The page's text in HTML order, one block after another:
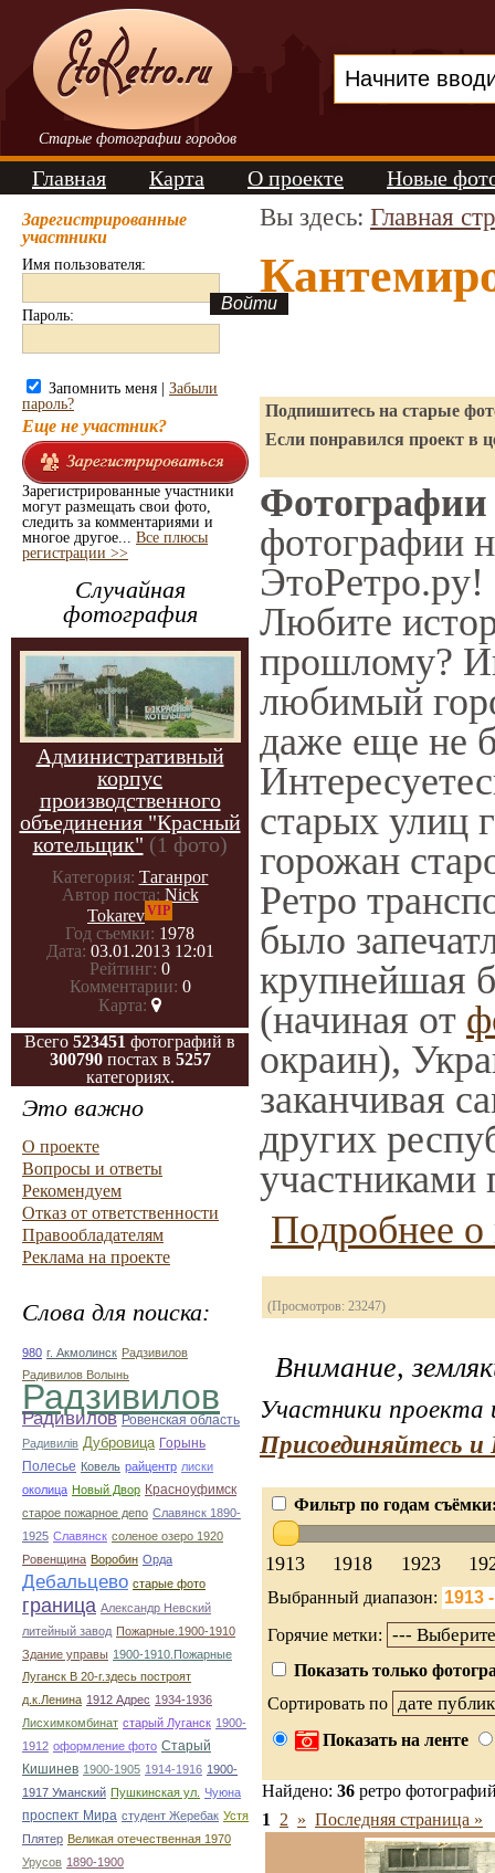
Старые фотографии городов
Главная Карта О проекте Новые
Зарегистрированные
участники
Имя пользователя:
Пароль:
Запомнить меня | Забыли
пароль?
Еще не участник?
Зарегистрированные участники
могут размещать свои фото,
следить за комментариями и
многое другое... Все плюсы
регистрации >>
Случайная
фотография
Административный
корпус
производственного
объединения "Красный
котельщик" (1 фото)
Категория: Таганрог
Автор поста: Nick
TokarevVIP
Год съемки: 1978
Дата: 03.01.2013 12:01
Рейтинг: 0
Комментарии: 0
Карта:
Всего 523451 фотографий в
300790постах в 5257
категориях.
Это важно
О проекте
Вопросы и ответы
Рекомендуем
Отказ от ответственности
Правообладателям
Реклама на проекте
Слова для поиска:
980 г. Акмолинск Радзивилов
Радивилов Волынь
Радзивилов
Радивилов Ровенская область
Радивилiв Дубровица Горынь
Полесье Ковель райцентр лиски
околица Новый Двор Красноуфимск
старое пожарное депо Славянск 1890-
1925 Славянск соленое озеро 1920
Ровенщина Воробин Орда
Дебальцево старые фото
граница Александр Невский
литейный завод Пожарные.1900-1910
Здание управы 1900-1910.Пожарные
Луганск В 20-г.здесь построят
д.к.Ленина 1912 Адрес 1934-1936
Лисхимкомбинат старый Луганск 1900-
1912 оформление фото Старый
Кишинев 1900-1905 1914-1916 1900-
1917 Уманский Пушкинская ул. Чуюна
проспект Мира студент Жеребак Устя
Плятер Великая отечественная 1970
Урусов 1890-1900
Вы здесь: Главная
Подпишитесь на старые
Если понравился проект в
Фотографии
фотографии
ЭтоРетро.ру!
Любите
прошлому?
любимый
даже еще не
старых улиц
горожан
Ретро
было
крупнейшая
(начиная от
окраин),
заканчивая
других
участниками
Подробнее о
(Просмотров: 23247)
Внимание,
Участники проекта
Присоединяйтесь
Фильтр по годам
1913 1918 1923
Выбранный диапазон:
Горячие метки:
Показать только
Сортировать по
Показать на ленте
Найдено: 36 ретро
1
2 » Последняя страница »